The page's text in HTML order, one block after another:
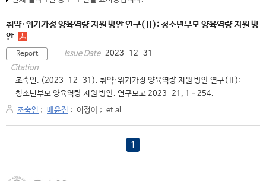
취약·위기가정 양육역량 지원 방안 연구(Ⅱ): 청소년부모 양육역량 지원 방
안
Report Issue Date 2023-12-31
Citation
조숙인. (2023-12-31). 취약·위기가정 양육역량 지원 방안 연구(Ⅱ):
청소년부모 양육역량 지원 방안. 연구보고 2023-21, 1–254.
조숙인 ; 배윤진 ; 이정아 ; et al
1